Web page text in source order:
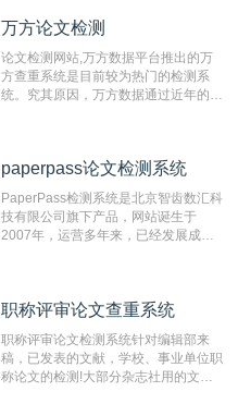
万方论文检测
论文检测网站,万方数据平台推出的万
方查重系统是目前较为热门的检测系
统。究其原因，万方数据通过近年的发
非。其次，相对于知网而言，万方检测
重的推荐系统。
paperpass论文检测系统
PaperPass检测系统是北京智齿数汇科
技有限公司旗下产品，网站诞生于
2007年，运营多年来，已经发展成为
检测速度快、精度高，市场反映良好。
职称评审论文查重系统
职称评审论文检测系统针对编辑部来
稿，已发表的文献，学校、事业单位职
称论文的检测!大部分杂志社用的文献